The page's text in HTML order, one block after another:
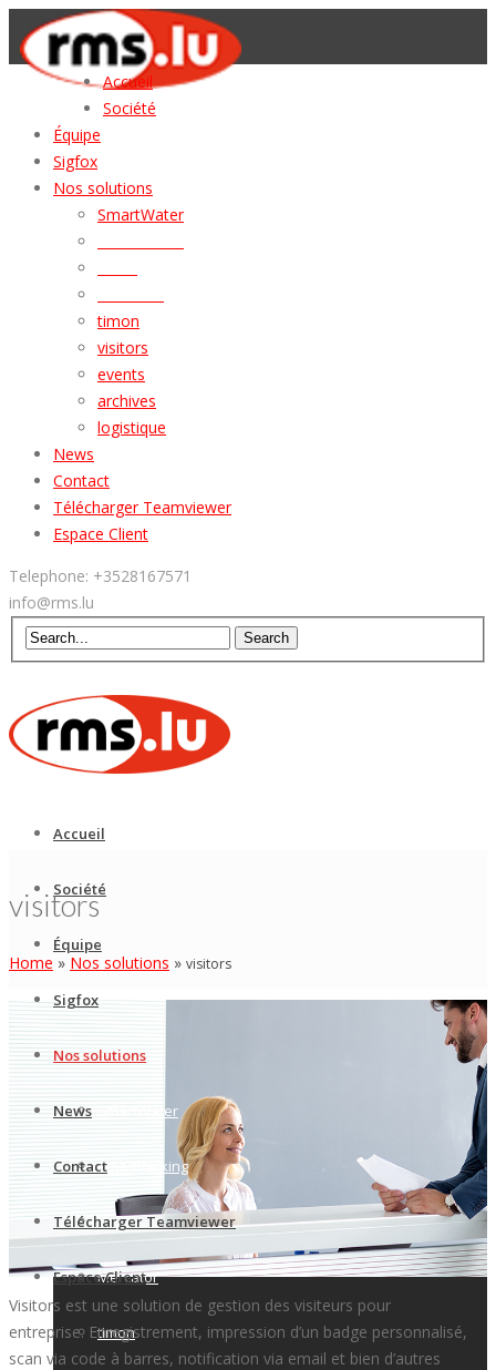
Accueil
Société
Équipe
Sigfox
Nos solutions
SmartWater
timon
visitors
events
archives
logistique
News
Contact
Télécharger Teamviewer
Espace Client
Telephone: +3528167571
info@rms.lu
Accueil
Société
Équipe
Sigfox
Nos solutions
SmartWater
SmartParking
Vesta
Mercator
timon
News
Contact
Télécharger Teamviewer
Espace Client
visitors
Home » Nos solutions » visitors
Visitors est une solution de gestion des visiteurs pour
entreprise. Enregistrement, impression d’un badge personnalisé,
scan via code à barres, notification via email et bien d’autres